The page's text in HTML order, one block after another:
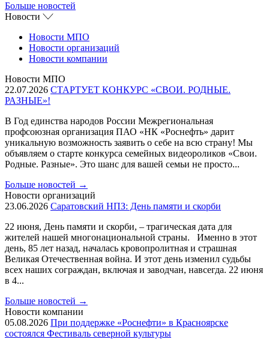
Больше новостей
Новости
Новости МПО
Новости организаций
Новости компании
Новости МПО
22.07.2026 СТАРТУЕТ КОНКУРС «СВОИ. РОДНЫЕ.
РАЗНЫЕ»!
В Год единства народов России Межрегиональная
профсоюзная организация ПАО «НК «Роснефть» дарит
уникальную возможность заявить о себе на всю страну! Мы
объявляем о старте конкурса семейных видеороликов «Свои.
Родные. Разные». Это шанс для вашей семьи не просто...
Больше новостей →
Новости организаций
23.06.2026 Саратовский НПЗ: День памяти и скорби
22 июня, День памяти и скорби, – трагическая дата для
жителей нашей многонациональной страны. Именно в этот
день, 85 лет назад, началась кровопролитная и страшная
Великая Отечественная война. И этот день изменил судьбы
всех наших сограждан, включая и заводчан, навсегда. 22 июня
в 4...
Больше новостей →
Новости компании
05.08.2026 При поддержке «Роснефти» в Красноярске
состоялся Фестиваль северной культуры